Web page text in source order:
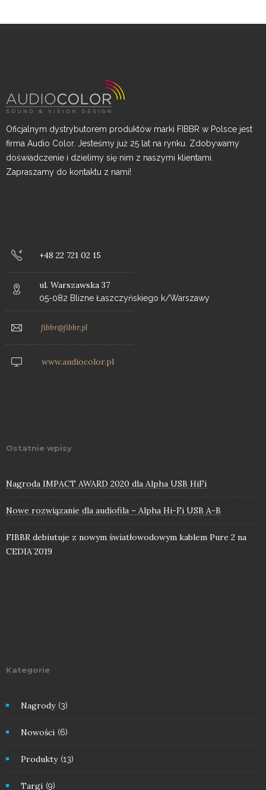
Oficjalnym dystrybutorem produktów marki FIBBR w Polsce jest
firma Audio Color. Jesteśmy już 25 lat na rynku. Zdobywamy
doświadczenie i dzielimy się nim z naszymi klientami.
Zapraszamy do kontaktu z nami!
+48 22 721 02 15
ul. Warszawska 37
05-082 Blizne Łaszczyńskiego k/Warszawy
fibbr@fibbr.pl
www.audiocolor.pl
Ostatnie wpisy
Nagroda IMPACT AWARD 2020 dla Alpha USB HiFi
Nowe rozwiązanie dla audiofila – Alpha Hi-Fi USB A-B
FIBBR debiutuje z nowym światłowodowym kablem Pure 2 na
CEDIA 2019
Kategorie
Nagrody (3)
Nowości (6)
Produkty (13)
Targi (9)